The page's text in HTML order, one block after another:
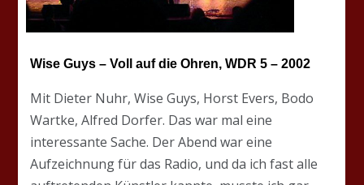
Wise Guys – Voll auf die Ohren, WDR 5 – 2002
Mit Dieter Nuhr, Wise Guys, Horst Evers, Bodo
Wartke, Alfred Dorfer. Das war mal eine
interessante Sache. Der Abend war eine
Aufzeichnung für das Radio, und da ich fast alle